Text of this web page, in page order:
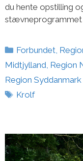
du hente opstilling
stævneprogrammet
Kategorier
Forbundet
Midtjylland Region
Region Syddanmark
Tags
Krolf